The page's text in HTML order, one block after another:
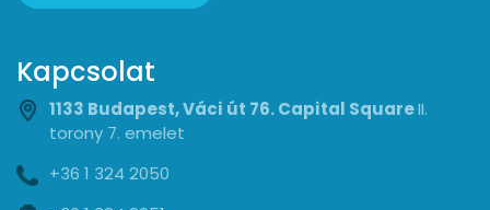
Kapcsolat
1133 Budapest, Váci út 76. Capital SquareII.
torony 7. emelet
+36 1 324 2050